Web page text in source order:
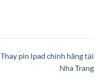
Thay pin Ipad chính hãng tại
Nha Trang